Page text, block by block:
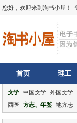
您好，欢迎来到淘书小屋！
首页 理工
文学 中国文学 外国文学
西医
方志、年鉴 地方志